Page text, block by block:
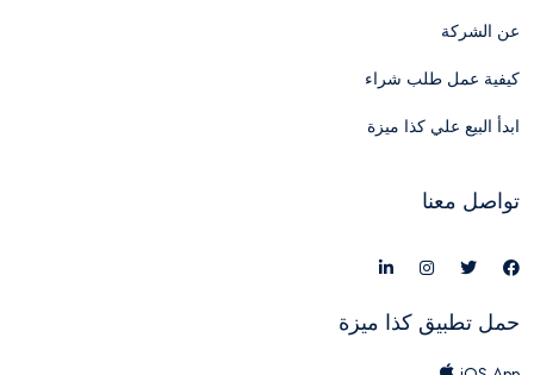
عن الشركة
كيفية عمل طلب شراء
ابدأ البيع علي كذا ميزة
تواصل معنا
حمل تطبيق كذا ميزة